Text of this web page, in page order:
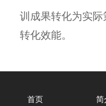
训成果转化为实
转化效能。
首页 简